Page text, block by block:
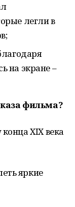
легли в
на экране –
фильма?
XIX века
яркие